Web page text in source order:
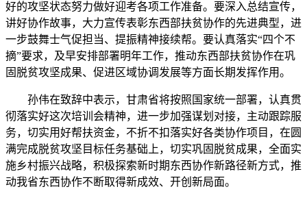
好的攻坚状态努力做好迎考各项工作准备。要深入总结宣传，
讲好协作故事，大力宣传表彰东西部扶贫协作的先进典型，进
一步鼓舞士气促担当、提振精神接续帮。要认真落实“四个不
摘”要求，及早安排部署明年工作，推动东西部扶贫协作在巩
固脱贫攻坚成果、促进区域协调发展等方面长期发挥作用。
孙伟在致辞中表示，甘肃省将按照国家统一部署，认真贯
彻落实好这次培训会精神，进一步加强谋划对接，主动跟踪服
务，切实用好帮扶资金，不折不扣落实好各类协作项目，在圆
满完成脱贫攻坚目标任务基础上，切实巩固脱贫成果，全面实
施乡村振兴战略，积极探索新时期东西协作新路径新方式，推
动我省东西协作不断取得新成效、开创新局面。